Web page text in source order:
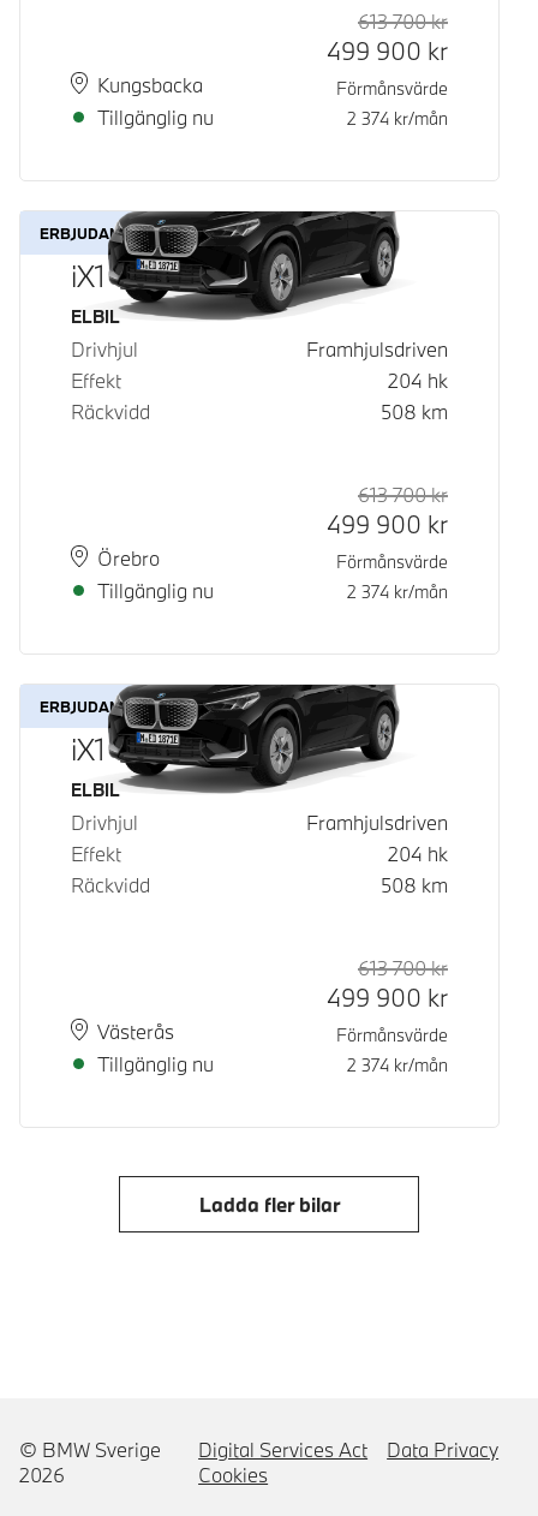
PlatsKungsbacka
Leveranstid
Tillgänglig nu
Rek. ord
613 700kr
499 900 kr
Förmånsvärde
2 374 kr/mån
ERBJUDANDE
iX1 eDrive20
Bränsle
ELBIL
Drivhjul
Framhjulsdriven
Effekt
204 hk
Räckvidd
508 km
PlatsÖrebro
Leveranstid
Tillgänglig nu
Rek. ord
613 700kr
499 900 kr
Förmånsvärde
2 374 kr/mån
ERBJUDANDE
iX1 eDrive20
Bränsle
ELBIL
Drivhjul
Framhjulsdriven
Effekt
204 hk
Räckvidd
508 km
PlatsVästerås
Leveranstid
Tillgänglig nu
Rek. ord
613 700kr
499 900 kr
Förmånsvärde
2 374 kr/mån
Ladda fler bilar
© BMW Sverige
2026
Digital Services Act
Data Privacy
Cookies